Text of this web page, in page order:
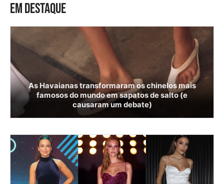
EM DESTAQUE
As Havaianas transformaram os chinelos mais
famosos do mundo em sapatos de salto (e
causaram um debate)